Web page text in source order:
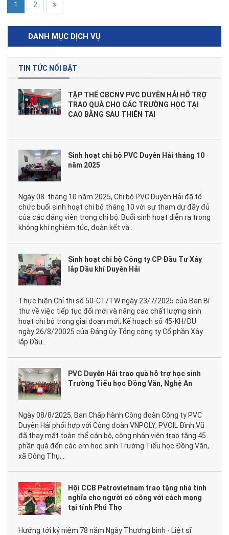
1 2
DANH MỤC DỊCH VỤ
TIN TỨC NỔI BẬT
TẬP THỂ CBCNV PVC DUYÊN HẢI HỖ TRỢ
TRAO QUÀ CHO CÁC TRƯỜNG HỌC TẠI
CAO BẰNG SAU THIÊN TAI
Sinh hoạt chi bộ PVC Duyên Hải tháng 10
năm 2025
Ngày 08 tháng 10 năm 2025, Chi bộ PVC Duyên Hải đã tổ
chức buổi sinh hoạt chi bộ tháng 10 với sự tham dự đầy đủ
của các đảng viên trong chi bộ. Buổi sinh hoạt diễn ra trong
không khí nghiêm túc, đoàn kết và...
Sinh hoạt chi bộ Công ty CP Đầu Tư Xây
lắp Dầu khí Duyên Hải
Thực hiện Chỉ thị số 50-CT/TW ngày 23/7/2025 của Ban Bí
thư về việc tiếp tục đổi mới và nâng cao chất lượng sinh
hoạt chi bộ trong giai đoạn mới; Kế hoạch số 45-KH/ĐU
ngày 26/8/20025 của Đảng ủy Tổng công ty Cổ phần Xây
lắp Dầu...
PVC Duyên Hải trao quà hỗ trợ học sinh
Trường Tiểu học Đồng Văn, Nghệ An
Ngày 08/8/2025, Ban Chấp hành Công đoàn Công ty PVC
Duyên Hải phối hợp với Công đoàn VNPOLY, PVOIL Đình Vũ
đã thay mặt toàn thể cán bộ, công nhân viên trao tặng 45
phần quà đến các em học sinh Trường Tiểu học Đồng Văn,
xã Đông Thụ,...
Hội CCB Petrovietnam trao tặng nhà tình
nghĩa cho người có công với cách mạng
tại tỉnh Phú Thọ
Hướng tới kỷ niệm 78 năm Ngày Thương binh - Liệt sĩ